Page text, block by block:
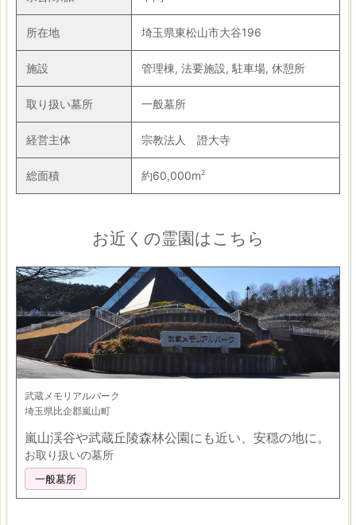
所在地 埼玉県東松山市大谷196
施設 管理棟, 法要施設, 駐車場, 休憩所
取り扱い墓所 一般墓所
経営主体 宗教法人 證大寺
総面積 約60,000m2
お近くの霊園はこちら
武蔵メモリアルパーク
埼玉県比企郡嵐山町
嵐山渓谷や武蔵丘陵森林公園にも近い、安穏の地に。
お取り扱いの墓所
一般墓所